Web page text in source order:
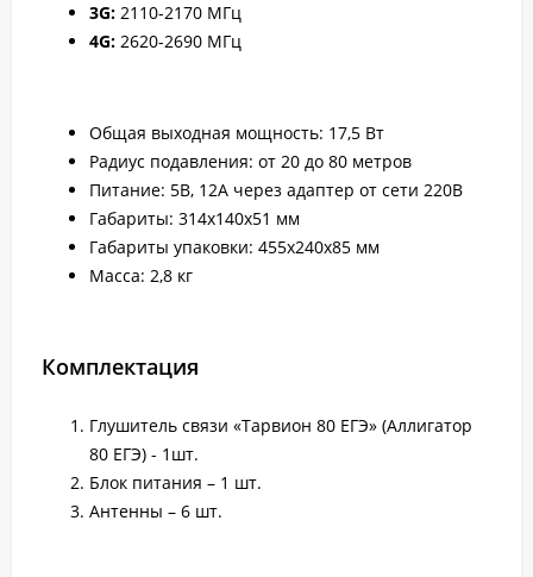
3G: 2110-2170 МГц
4G: 2620-2690 МГц
Общая выходная мощность: 17,5 Вт
Радиус подавления: от 20 до 80 метров
Питание: 5В, 12А через адаптер от сети 220В
Габариты: 314х140х51 мм
Габариты упаковки: 455х240х85 мм
Масса: 2,8 кг
Комплектация
Глушитель связи «Тарвион 80 ЕГЭ» (Аллигатор
80 ЕГЭ) - 1шт.
Блок питания – 1 шт.
Антенны – 6 шт.